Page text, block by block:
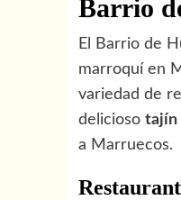
Barrio
El Barrio de
marroquí en
variedad de
delicioso tajín
a Marruecos.